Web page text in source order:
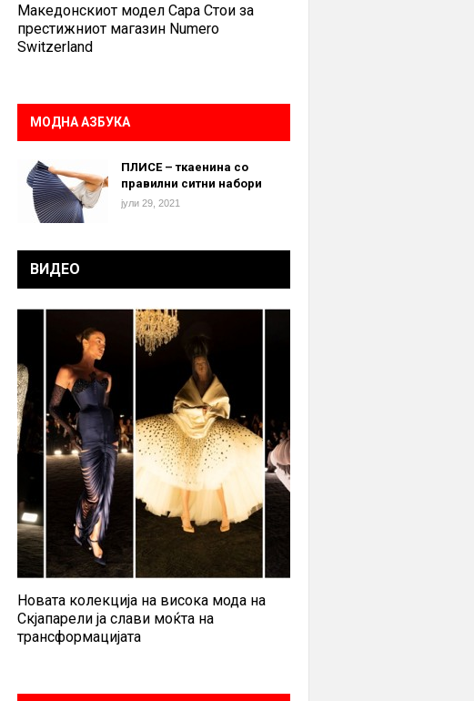
Македонскиот модел Сара Стои за
престижниот магазин Numero
Switzerland
МОДНА АЗБУКА
ПЛИСЕ – ткаенина со
правилни ситни набори
јули 29, 2021
ВИДЕО
Новата колекција на висока мода на
Скјапарели ја слави моќта на
трансформацијата